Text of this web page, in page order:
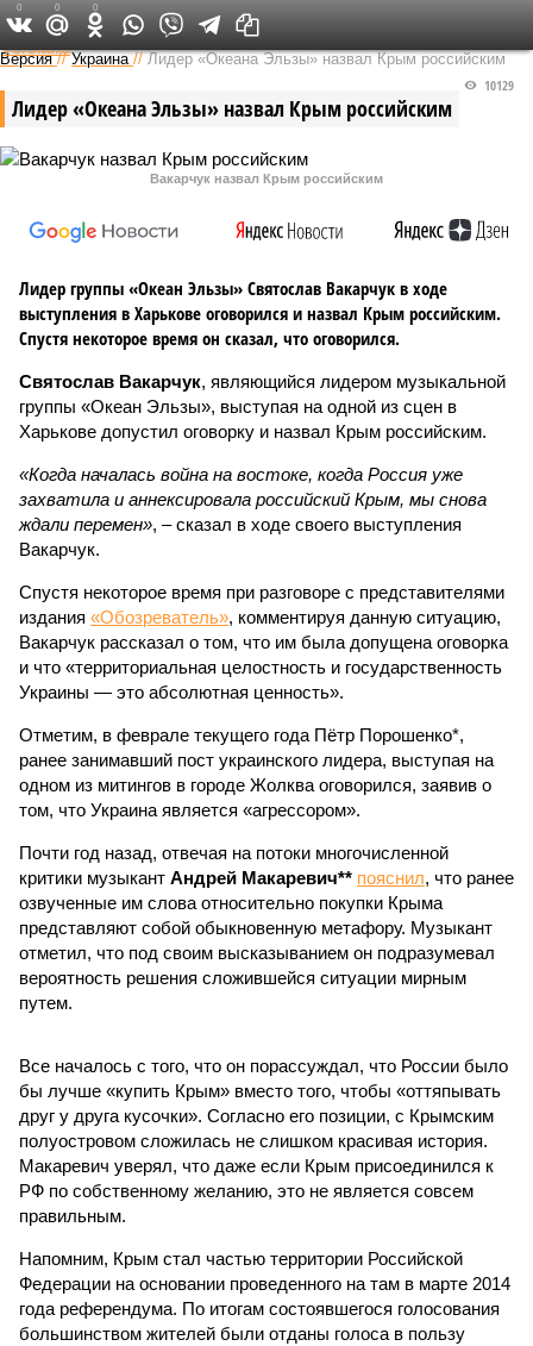
Федеральный выпуск
Версия //Украина //Лидер «Океана Эльзы» назвал Крым российским
Лидер «Океана Эльзы» назвал Крым российским
10129
Вакарчук назвал Крым российским
Лидер группы «Океан Эльзы» Святослав Вакарчук в ходе
выступления в Харькове оговорился и назвал Крым российским.
Спустя некоторое время он сказал, что оговорился.
Святослав Вакарчук, являющийся лидером музыкальной
группы «Океан Эльзы», выступая на одной из сцен в
Харькове допустил оговорку и назвал Крым российским.
«Когда началась война на востоке, когда Россия уже
захватила и аннексировала российский Крым, мы снова
ждали перемен», – сказал в ходе своего выступления
Вакарчук.
Спустя некоторое время при разговоре с представителями
издания «Обозреватель», комментируя данную ситуацию,
Вакарчук рассказал о том, что им была допущена оговорка
и что «территориальная целостность и государственность
Украины — это абсолютная ценность».
Отметим, в феврале текущего года Пётр Порошенко*,
ранее занимавший пост украинского лидера, выступая на
одном из митингов в городе Жолква оговорился, заявив о
том, что Украина является «агрессором».
Почти год назад, отвечая на потоки многочисленной
критики музыкант Андрей Макаревич** пояснил, что ранее
озвученные им слова относительно покупки Крыма
представляют собой обыкновенную метафору. Музыкант
отметил, что под своим высказыванием он подразумевал
вероятность решения сложившейся ситуации мирным
путем.
Все началось с того, что он порассуждал, что России было
бы лучше «купить Крым» вместо того, чтобы «оттяпывать
друг у друга кусочки». Согласно его позиции, с Крымским
полуостровом сложилась не слишком красивая история.
Макаревич уверял, что даже если Крым присоединился к
РФ по собственному желанию, это не является совсем
правильным.
Напомним, Крым стал частью территории Российской
Федерации на основании проведенного на там в марте 2014
года референдума. По итогам состоявшегося голосования
большинством жителей были отданы голоса в пользу
0 0 0